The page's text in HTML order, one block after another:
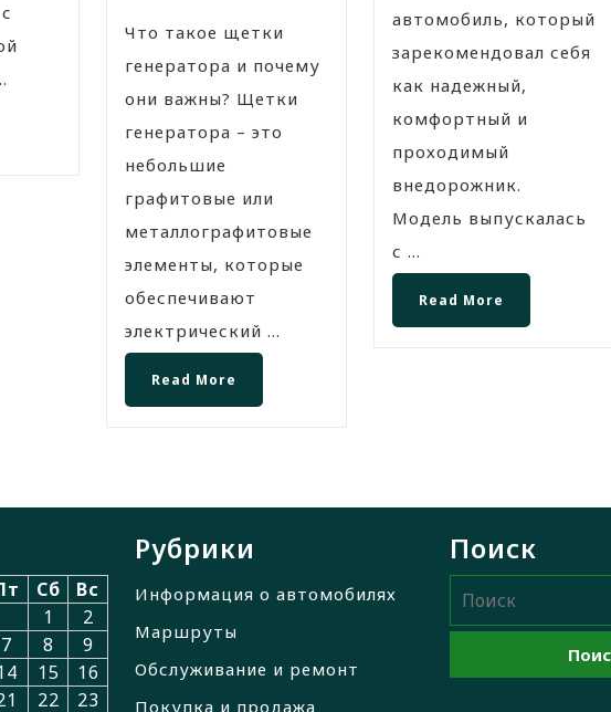
Что такое щетки
генератора и почему
они важны? Щетки
генератора – это
небольшие
графитовые или
металлографитовые
элементы, которые
обеспечивают
электрический ...
Read More
автомобиль, который
зарекомендовал себя
как надежный,
комфортный и
проходимый
внедорожник.
Модель выпускалась
с ...
Read More
Сб
Вс
1
2
7 8
9
15
16
22 23
Рубрики
Информация о автомобилях
Маршруты
Обслуживание и ремонт
Покупка и продажа
Поиск